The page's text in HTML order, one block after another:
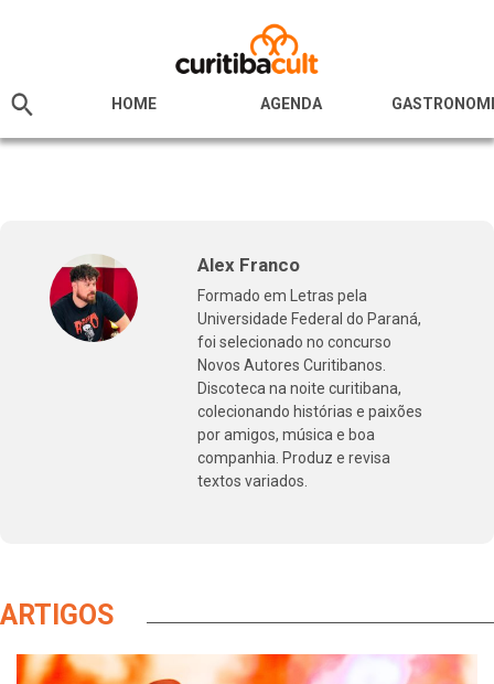
HOME AGENDA
Alex Franco
Formado em Letras pela
Universidade Federal do Paraná,
foi selecionado no concurso
Novos Autores Curitibanos.
Discoteca na noite curitibana,
colecionando histórias e paixões
por amigos, música e boa
companhia. Produz e revisa
textos variados.
ARTIGOS